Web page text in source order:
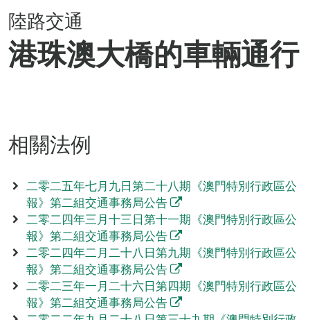
陸路交通
港珠澳大橋的車輛通行
相關法例
二零二五年七月九日第二十八期《澳門特別行政區公
報》第二組交通事務局公告
二零二四年三月十三日第十一期《澳門特別行政區公
報》第二組交通事務局公告
二零二四年二月二十八日第九期《澳門特別行政區公
報》第二組交通事務局公告
二零二三年一月二十六日第四期《澳門特別行政區公
報》第二組交通事務局公告